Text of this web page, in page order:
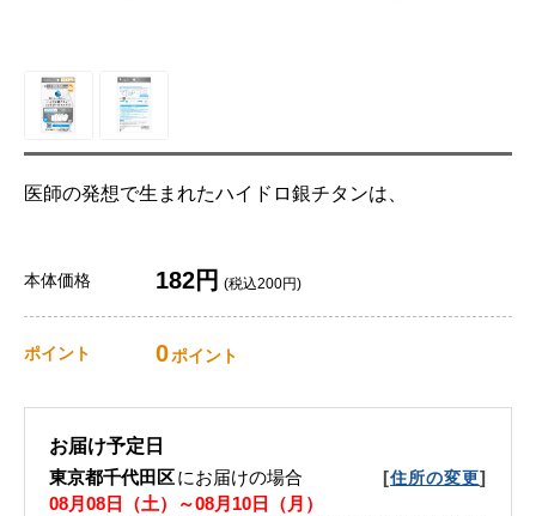
医師の発想で生まれたハイドロ銀チタンは、
本体価格 182円 (税込200円)
ポイント 0ポイント
お届け予定日
東京都千代田区にお届けの場合 [住所の変更]
08月08日（土）～08月10日（月）